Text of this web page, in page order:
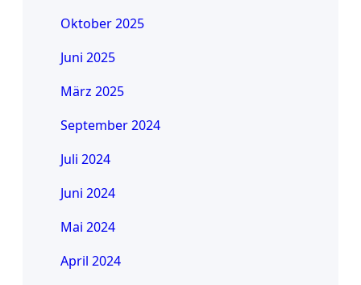
Oktober 2025
Juni 2025
März 2025
September 2024
Juli 2024
Juni 2024
Mai 2024
April 2024